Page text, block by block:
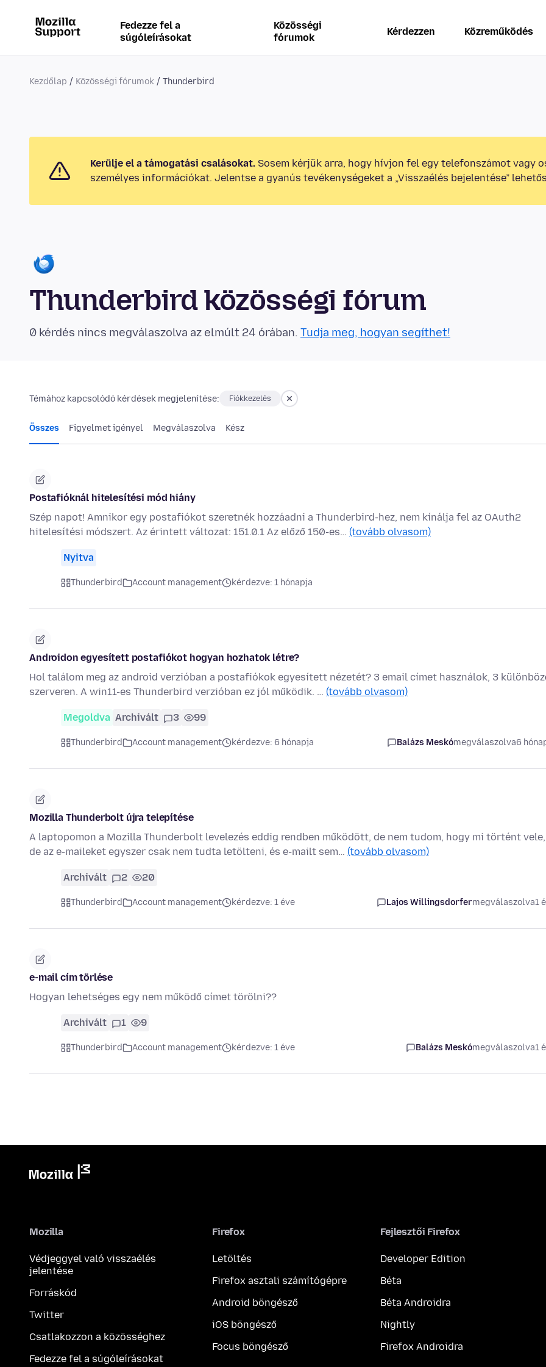
Fedezze fel a
súgóleírásokat
Közösségi
fórumok
Kérdezzen Közreműködés
Kezdőlap Közösségi fórumok Thunderbird
Kerülje el a támogatási csalásokat. Sosem kérjük arra, hogy hívjon fel egy telefonszámot vagy
személyes információkat. Jelentse a gyanús tevékenységeket a „Visszaélés bejelentése”
Thunderbird közösségi fórum
0 kérdés nincs megválaszolva az elmúlt 24 órában. Tudja meg, hogyan segíthet!
Témához kapcsolódó kérdések megjelenítése: Fiókkezelés
Összes Figyelmet igényel Megválaszolva Kész
Postafióknál hitelesítési mód hiány
Szép napot! Amnikor egy postafiókot szeretnék hozzáadni a Thunderbird-hez, nem kínálja fel az OAuth2
hitelesítési módszert. Az érintett változat: 151.0.1 Az előző 150-es… (tovább olvasom)
Nyitva
Thunderbird Account management kérdezve: 1 hónapja
Androidon egyesített postafiókot hogyan hozhatok létre?
Hol találom meg az android verzióban a postafiókok egyesített nézetét? 3 email címet használok, 3
szerveren. A win11-es Thunderbird verzióban ez jól működik. … (tovább olvasom)
Megoldva Archivált 3 99
Thunderbird Account management kérdezve: 6 hónapja Balázs Meskómegválaszolva6
Mozilla Thunderbolt újra telepítése
A laptopomon a Mozilla Thunderbolt levelezés eddig rendben működött, de nem tudom, hogy mi történt vele,
de az e-maileket egyszer csak nem tudta letölteni, és e-mailt sem… (tovább olvasom)
Archivált 2 20
Thunderbird Account management kérdezve: 1 éve Lajos Willingsdorfermegválaszolva1
e-mail cím törlése
Hogyan lehetséges egy nem működő címet törölni??
Archivált 1 9
Thunderbird Account management kérdezve: 1 éve Balázs Meskómegválaszolva1
Mozilla
Védjeggyel való visszaélés
jelentése
Forráskód
Twitter
Csatlakozzon a közösséghez
Fedezze fel a súgóleírásokat
Firefox
Letöltés
Firefox asztali számítógépre
Android böngésző
iOS böngésző
Focus böngésző
Fejlesztői Firefox
Developer Edition
Béta
Béta Androidra
Nightly
Firefox Androidra